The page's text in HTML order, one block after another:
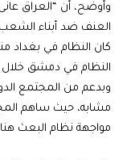
وأوضح، أن “العراق
كان النظام في بغداد
النظام في دمشق خلال
وبدعم من المجتمع
مشابه، حيث ساهم
مواجهة نظام البعث